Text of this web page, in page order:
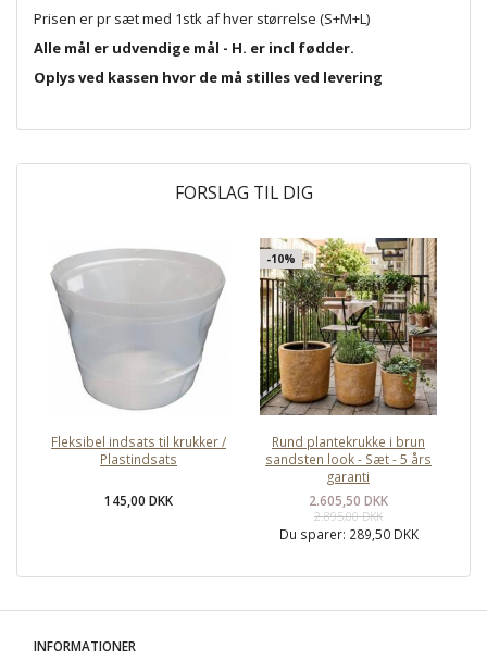
Prisen er pr sæt med 1stk af hver størrelse (S+M+L)
Alle mål er udvendige mål - H. er incl fødder.
Oplys ved kassen hvor de må stilles ved levering
FORSLAG TIL DIG
Fleksibel indsats til krukker /
Plastindsats
145,00 DKK
-10%
Rund plantekrukke i brun
sandsten look - Sæt - 5 års
garanti
2.605,50 DKK
2.895,00 DKK
Du sparer: 289,50 DKK
INFORMATIONER